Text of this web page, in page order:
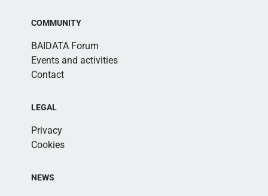
COMMUNITY
BAIDATA Forum
Events and activities
Contact
LEGAL
Privacy
Cookies
NEWS